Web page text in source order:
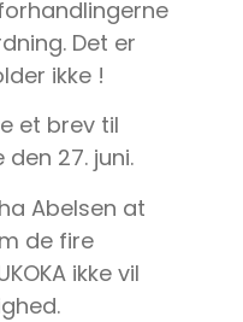
Det er
ikke !
et brev til
den 27. juni.
Abelsen at
de fire
ikke vil